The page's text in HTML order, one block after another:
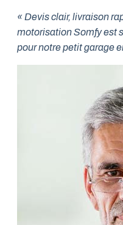
« Devis clair, livraison
motorisation Somfy est
pour notre petit garage